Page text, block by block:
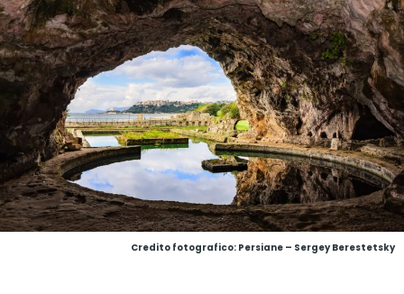
Credito fotografico: Persiane – Sergey Berestetsky